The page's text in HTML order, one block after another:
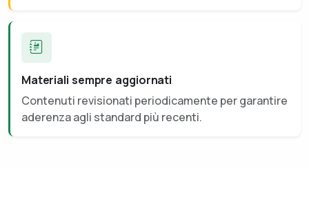
Materiali sempre aggiornati
Contenuti revisionati periodicamente per garantire
aderenza agli standard più recenti.